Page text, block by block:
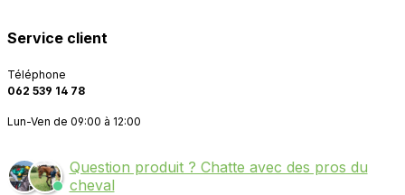
Service client
Téléphone
062 539 14 78
Lun-Ven de 09:00 à 12:00
Question produit ? Chatte avec des pros du
cheval